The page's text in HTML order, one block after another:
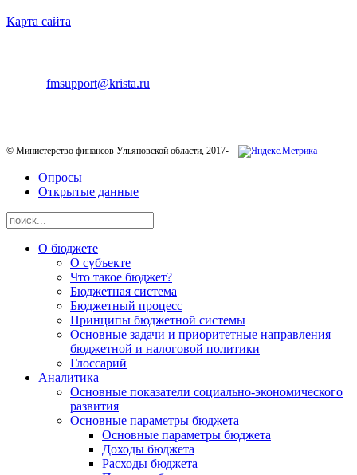
Карта сайта
fmsupport@krista.ru
© Министерство финансов Ульяновской области, 2017-
Опросы
Открытые данные
О бюджете
О субъекте
Что такое бюджет?
Бюджетная система
Бюджетный процесс
Принципы бюджетной системы
Основные задачи и приоритетные направления
бюджетной и налоговой политики
Глоссарий
Аналитика
Основные показатели социально-экономического
развития
Основные параметры бюджета
Основные параметры бюджета
Доходы бюджета
Расходы бюджета